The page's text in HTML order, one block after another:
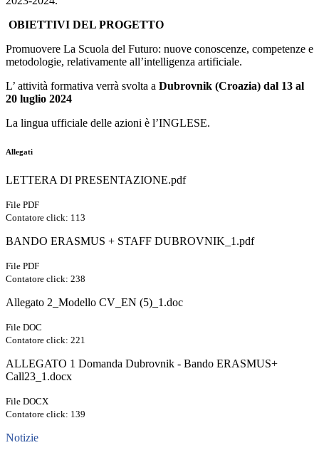
OBIETTIVI DEL PROGETTO
Promuovere La Scuola del Futuro: nuove conoscenze, competenze e
metodologie, relativamente all’intelligenza artificiale.
L’ attività formativa verrà svolta a Dubrovnik (Croazia) dal 13 al
20 luglio 2024
La lingua ufficiale delle azioni è l’INGLESE.
Allegati
LETTERA DI PRESENTAZIONE.pdf
File PDF
Contatore click: 113
BANDO ERASMUS + STAFF DUBROVNIK_1.pdf
File PDF
Contatore click: 238
Allegato 2_Modello CV_EN (5)_1.doc
File DOC
Contatore click: 221
ALLEGATO 1 Domanda Dubrovnik - Bando ERASMUS+
Call23_1.docx
File DOCX
Contatore click: 139
Notizie